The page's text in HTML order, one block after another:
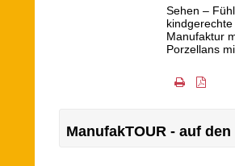
Sehen –
Manufaktur
Porzellans
ManufakTOUR - auf